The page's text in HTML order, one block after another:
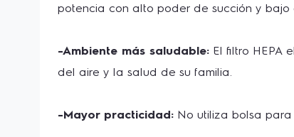
potencia con alto poder de succión y bajo
-Ambiente más saludable: El filtro HEPA
del aire y la salud de su familia.
-Mayor practicidad: No utiliza bolsa para